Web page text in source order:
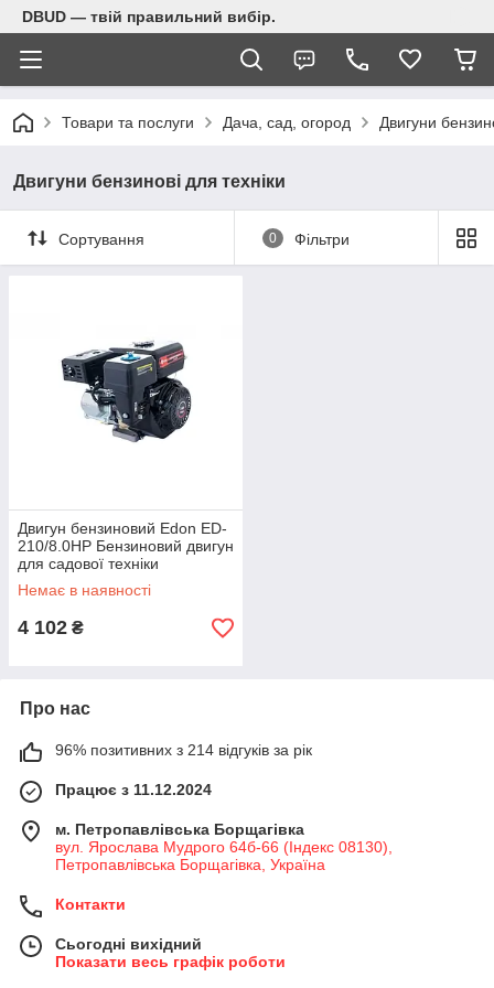
DBUD — твій правильний вибір.
Товари та послуги Дача, сад, огород Двигуни
Двигуни бензинові для техніки
Сортування 0 Фільтри
Двигун бензиновий Edon ED-
210/8.0HP Бензиновий двигун
для садової техніки
Немає в наявності
4 102 ₴
Про нас
96% позитивних з 214 відгуків за рік
Працює з 11.12.2024
м. Петропавлівська Борщагівка
вул. Ярослава Мудрого 64б-66 (Індекс 08130),
Петропавлівська Борщагівка, Україна
Контакти
Сьогодні вихідний
Показати весь графік роботи